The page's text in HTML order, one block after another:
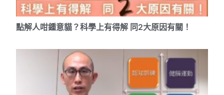
點解人咁鍾意貓？科學上有得解 同2大原因有關！